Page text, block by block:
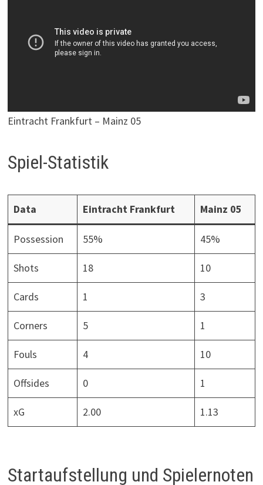
Eintracht Frankfurt – Mainz 05
Spiel-Statistik
Data Eintracht Frankfurt Mainz 05
Possession 55% 45%
Shots 18 10
Cards 1 3
Corners 5 1
Fouls 4 10
Offsides 0 1
xG 2.00 1.13
Startaufstellung und Spielernoten